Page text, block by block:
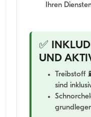
Ihren
✅
UND
Treibstoff
sind